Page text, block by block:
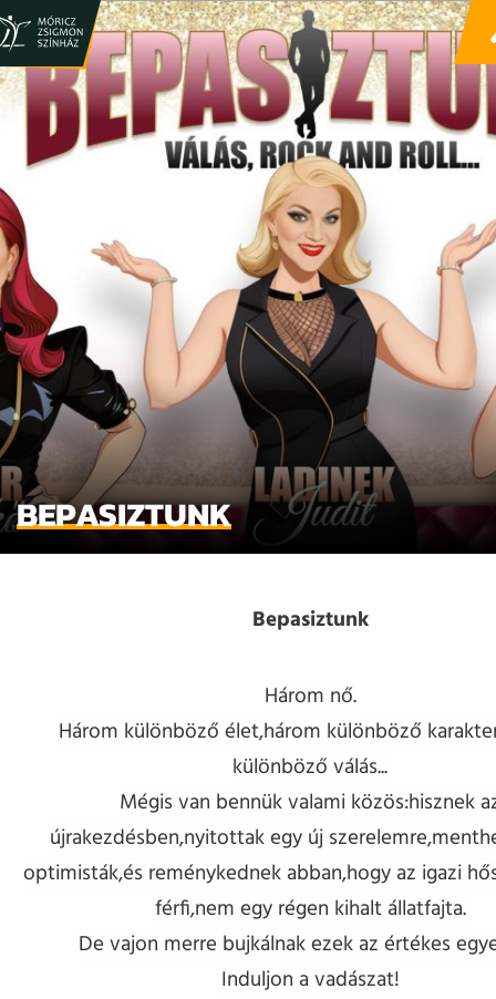
BEPASIZTUNK
Bepasiztunk
Három nő.
Három különböző élet,három különböző
különböző válás...
Mégis van bennük valami közös:hisznek
újrakezdésben,nyitottak egy új
optimisták,és reménykednek abban,hogy az igazi
férfi,nem egy régen kihalt állatfajta.
De vajon merre bujkálnak ezek az értékes
Induljon a vadászat!